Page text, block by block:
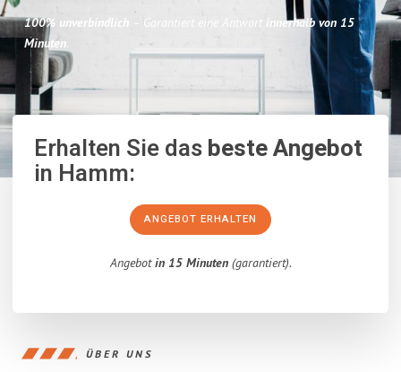
100% unverbindlich – Garantiert eine Antwort
innerhalb von 15
Minuten.
Erhalten Sie dasbeste Angebot
in Hamm:
ANGEBOT ERHALTEN
Angebotin 15 Minuten(garantiert).
ÜBER UNS